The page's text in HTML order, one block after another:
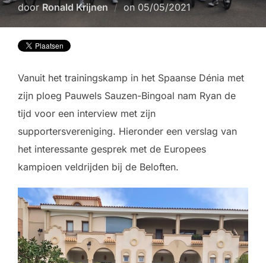
doorRonald Krijnen on Geplaatst
05/05/2021
Vanuit het trainingskamp in het Spaanse Dénia met
zijn ploeg Pauwels Sauzen-Bingoal nam Ryan de
tijd voor een interview met zijn
supportersvereniging. Hieronder een verslag van
het interessante gesprek met de Europees
kampioen veldrijden bij de Beloften.